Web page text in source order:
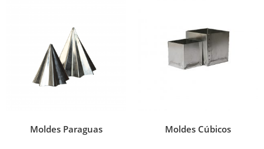
Moldes Paraguas Moldes Cúbicos